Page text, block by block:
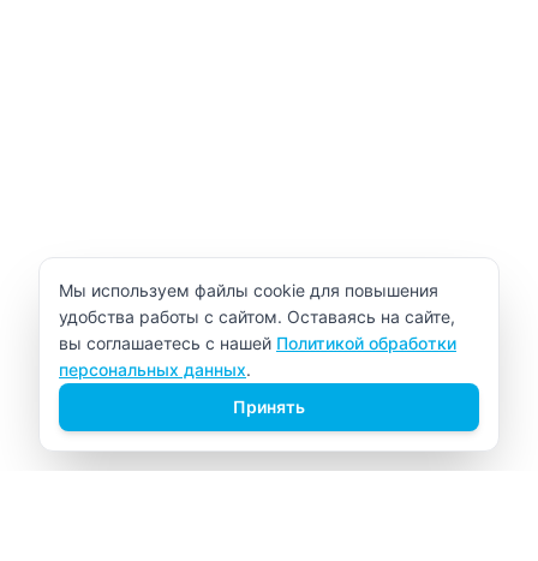
Уведомление об использовании cookie
Мы используем файлы cookie для повышения
удобства работы с сайтом. Оставаясь на сайте,
вы соглашаетесь с нашей Политикой обработки
персональных данных.
Принять